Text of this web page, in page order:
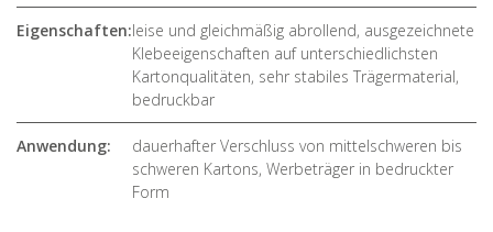
Eigenschaften:leise und gleichmäßig abrollend, ausgezeichnete
Klebeeigenschaften auf unterschiedlichsten
Kartonqualitäten, sehr stabiles Trägermaterial,
bedruckbar
Anwendung:
dauerhafter Verschluss von mittelschweren bis
schweren Kartons, Werbeträger in bedruckter
Form